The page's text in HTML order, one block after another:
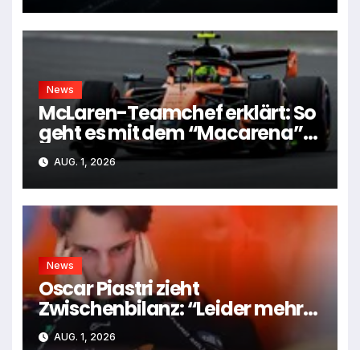
News
McLaren-Teamchef erklärt: So
geht es mit dem “Macarena”-
Flügel weiter
AUG. 1, 2026
News
Oscar Piastri zieht
Zwischenbilanz: “Leider mehr
Tiefen als Höhen”
AUG. 1, 2026